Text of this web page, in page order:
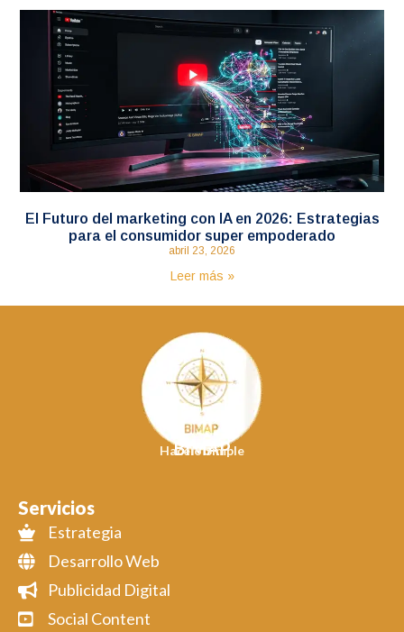
El Futuro del marketing con IA en 2026: Estrategias
para el consumidor super empoderado
abril 23, 2026
Leer más »
BIMAP
Hacelo Simple
Servicios
Estrategia
Desarrollo Web
Publicidad Digital
Social Content